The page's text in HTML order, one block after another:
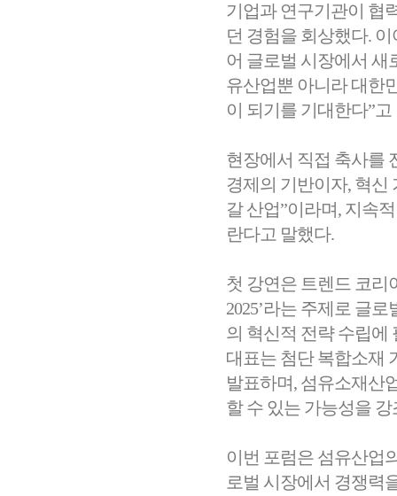
기업과 연구기관이 협
던 경험을 회상했다.
어 글로벌 시장에서 새
유산업뿐 아니라 대한
이 되기를 기대한다”고
현장에서 직접 축사를
경제의 기반이자, 혁신
갈 산업”이라며, 지속
란다고 말했다.
첫 강연은 트렌드 코리
2025’라는 주제로 글
의 혁신적 전략 수립에
대표는 첨단 복합소재
발표하며, 섬유소재산
할 수 있는 가능성을 강
이번 포럼은 섬유산업
로벌 시장에서 경쟁력